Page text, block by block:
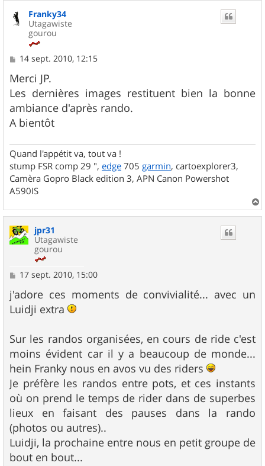
Franky34
Utagawiste
gourou
M
s
s
a
g
e
14 sept. 2010, 12:15
Merci JP.
Les dernières images restituent bien la bonne
ambiance d'après rando.
A bientôt
Quand l'appétit va, tout va !
stump FSR comp 29 ", edge 705 garmin, cartoexplorer3,
Camèra Gopro Black edition 3, APN Canon Powershot
A590IS
a
jpr31
Utagawiste
gourou
M
s
s
a
17 sept. 2010, 15:00
j'adore ces moments de convivialité... avec un
Luidji extra
Sur les randos organisées, en cours de ride c'est
moins évident car il y a beaucoup de monde...
hein Franky nous en avos vu des riders
Je préfère les randos entre pots, et ces instants
où on prend le temps de rider dans de superbes
lieux en faisant des pauses dans la rando
(photos ou autres)..
Luidji, la prochaine entre nous en petit groupe de
bout en bout...